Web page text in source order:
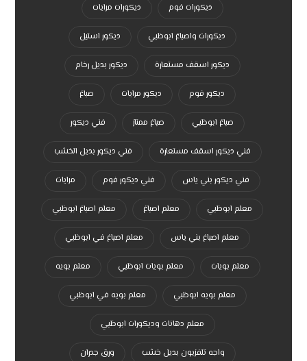
ديكورات فوم ديكورات مرايات
ديكورات واصباغ ابوظبي ديكور استيل
ديكور اسقف مستعارة ديكور بديل رخام
ديكور فوم ديكور مرايات صباغ
صباغ ابوظبي صباغ ممتاز فني ديكور
فني ديكور اسقف مستعارة فني ديكور بديل الخشب
فني ديكور بني ياس فني ديكور فوم مرايات
معلم ابوظبي معلم اصباغ معلم اصباغ ابوظبي
معلم اصباغ بني ياس معلم اصباغ في ابوظبي
معلم بويات معلم بويات ابوظبي معلم بويه
معلم بويه ابوظبي معلم بويه في ابوظبي
معلم دهانات وديكورات ابوظبي
واجه تلفزيون بديل خشب ورق جدران